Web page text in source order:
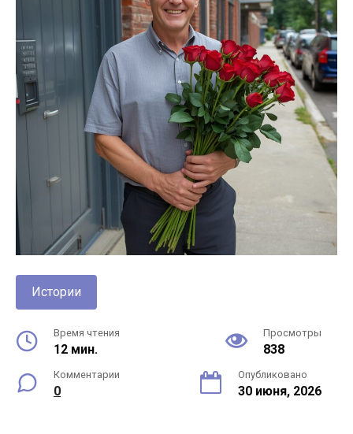
Истории
Время чтения
12 мин.
Просмотры
838
Комментарии
0
Опубликовано
30 июня, 2026